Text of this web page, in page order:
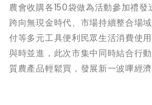
農會收購各150袋做為活動參加禮
跨向無現金時代、市場持續整合場
付等多元工具便利民眾生活消費使
與時並進，此次市集中同時結合行
質農產品輕鬆買，發展新一波嗶經